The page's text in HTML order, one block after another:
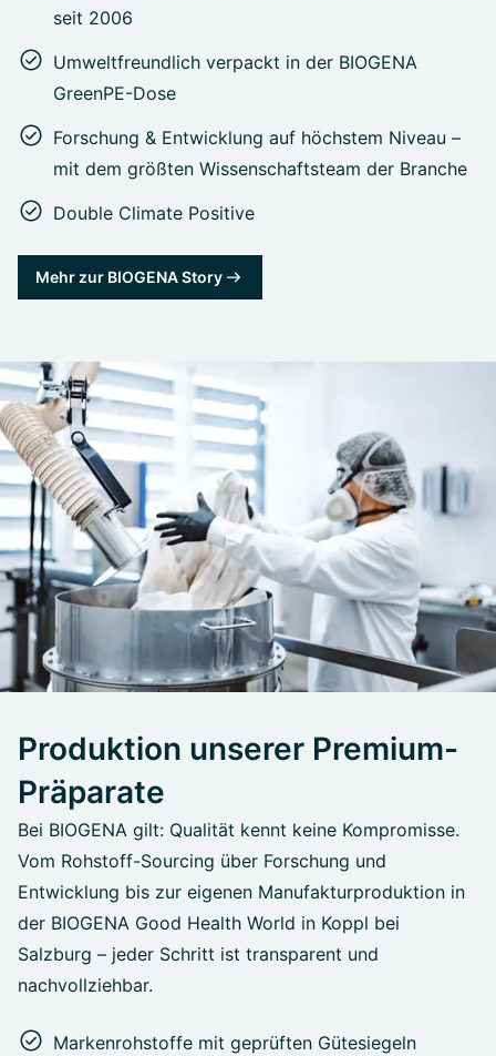
seit 2006
Umweltfreundlich verpackt in der BIOGENA
GreenPE-Dose
Forschung & Entwicklung auf höchstem Niveau –
mit dem größten Wissenschaftsteam der Branche
Double Climate Positive
Mehr zur BIOGENA Story
Produktion unserer Premium-
Präparate
Bei BIOGENA gilt: Qualität kennt keine Kompromisse.
Vom Rohstoff-Sourcing über Forschung und
Entwicklung bis zur eigenen Manufakturproduktion in
der BIOGENA Good Health World in Koppl bei
Salzburg – jeder Schritt ist transparent und
nachvollziehbar.
Markenrohstoffe mit geprüften Gütesiegeln